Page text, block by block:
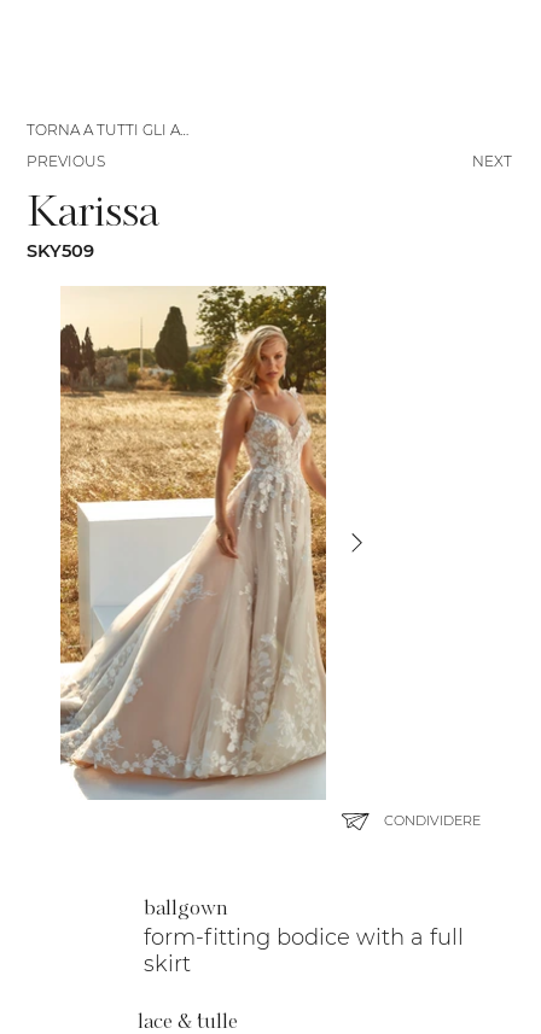
ballgown
form-fitting bodice with a full
skirt
lace & tulle
Karissa
SKY509
CONDIVIDERE
NEXT
TORNA A TUTTI GLI ABITI
PREVIOUS